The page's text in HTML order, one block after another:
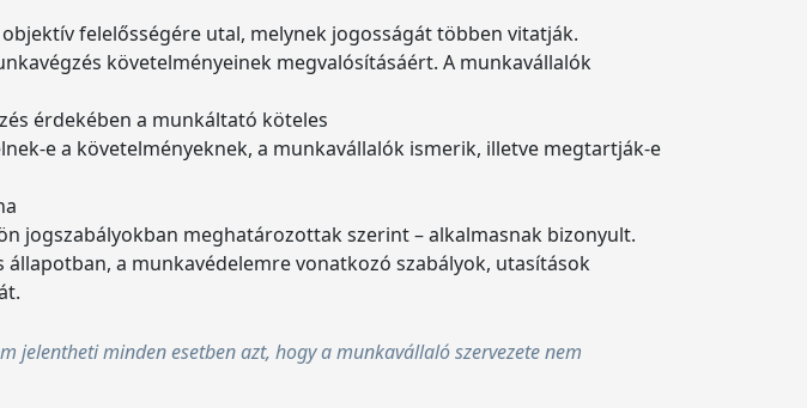
felelősségére utal, melynek jogosságát többen vitatják.
követelményeinek megvalósításáért. A munkavállalók
érdekében a munkáltató köteles
e a követelményeknek, a munkavállalók ismerik, illetve megtartják-e
jogszabályokban meghatározottak szerint – alkalmasnak bizonyult.
a munkavédelemre vonatkozó szabályok, utasítások
jelentheti minden esetben azt, hogy a munkavállaló szervezete nem